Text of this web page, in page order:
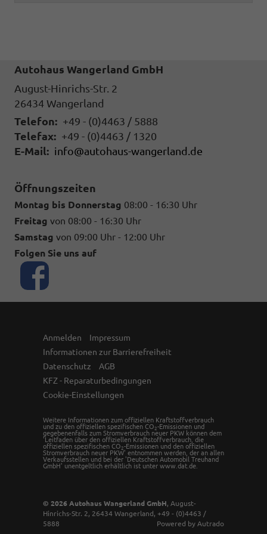
Autohaus Wangerland GmbH
August-Hinrichs-Str. 2
26434 Wangerland
Telefon: +49 - (0)4463 / 5888
Telefax: +49 - (0)4463 / 1320
E-Mail: info@autohaus-wangerland.de
Öffnungszeiten
Montag bis Donnerstag 08:00 - 16:30 Uhr
Freitag von 08:00 - 16:30 Uhr
Samstag von 09:00 Uhr - 12:00 Uhr
Folgen Sie uns auf
Anmelden
Impressum
Informationen zur Barrierefreiheit
Datenschutz
AGB
KFZ - Reparaturbedingungen
Cookie-Einstellungen
Weitere Informationen zum offiziellen Kraftstoffverbrauch
und zu den offiziellen spezifischen CO 2-Emissionen und
gegebenenfalls zum Stromverbrauch neuer PKW können dem
'Leitfaden über den offiziellen Kraftstoffverbrauch, die
offiziellen spezifischen CO 2-Emissionen und den offiziellen
Stromverbrauch neuer PKW' entnommen werden, der an allen
Verkaufsstellen und bei der 'Deutschen Automobil Treuhand
GmbH' unentgeltlich erhältlich ist unter www.dat.de.
© 2026 Autohaus Wangerland GmbH, August-
Hinrichs-Str. 2, 26434 Wangerland, +49 - (0)4463 /
5888
Powered by Autrado